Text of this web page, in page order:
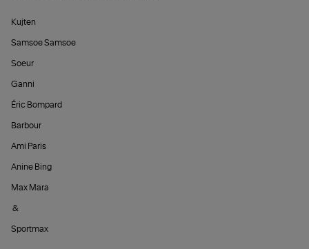
Kujten
Samsoe Samsoe
Soeur
Ganni
Éric Bompard
Barbour
Ami Paris
Anine Bing
Max Mara
&
Sportmax